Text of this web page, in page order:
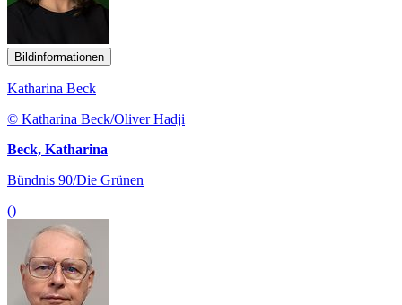
Bildinformationen
Katharina Beck
© Katharina Beck/Oliver Hadji
Beck, Katharina
Bündnis 90/Die Grünen
()